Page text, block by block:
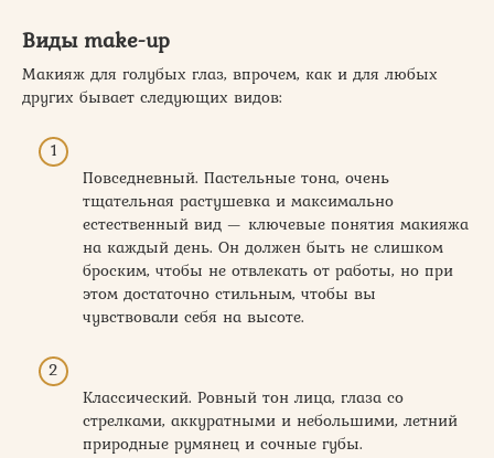
Виды make-up
Макияж для голубых глаз, впрочем, как и для любых
других бывает следующих видов:
Повседневный. Пастельные тона, очень
тщательная растушевка и максимально
естественный вид — ключевые понятия макияжа
на каждый день. Он должен быть не слишком
броским, чтобы не отвлекать от работы, но при
этом достаточно стильным, чтобы вы
чувствовали себя на высоте.
Классический. Ровный тон лица, глаза со
стрелками, аккуратными и небольшими, летний
природные румянец и сочные губы.